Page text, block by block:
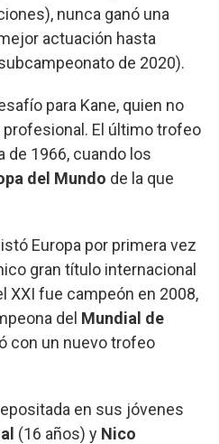
nunca ganó una
actuación hasta
de 2020).
para Kane, quien no
El último trofeo
de 1966, cuando los
del Mundo de la que
Europa por primera vez
gran título internacional
XXI fue campeón en 2008,
del Mundial de
con un nuevo trofeo
en sus jóvenes
(16 años) y Nico